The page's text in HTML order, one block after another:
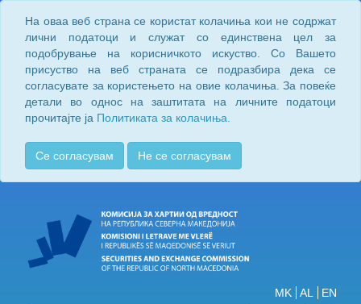
На оваа веб страна се користат колачиња кои не содржат
лични податоци и служат со единствена цел за
подобрување на корисничкото искуство. Со Вашето
присуство на веб страната се подразбира дека се
согласувате за користењето на овие колачиња. За повеќе
детали во однос на заштитата на личните податоци
прочитајте ја Политиката за колачиња.
Се согласувам Не се согласувам
MK AL EN